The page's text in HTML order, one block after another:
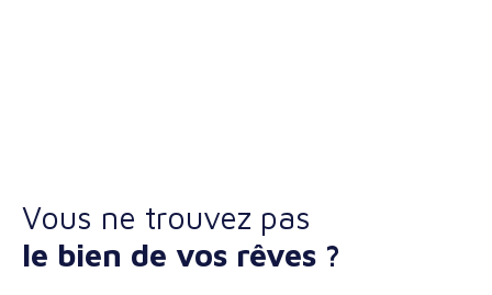
Vous ne trouvez pas
le bien de vos rêves ?